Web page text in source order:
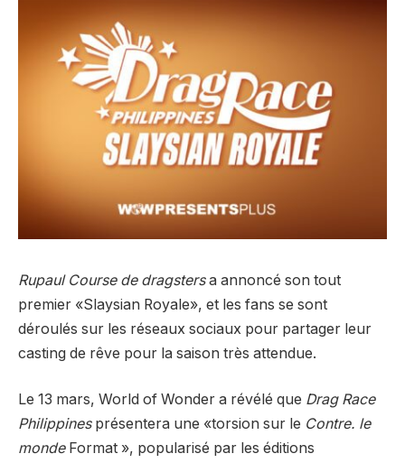
Rupaul Course de dragstersa annoncé son tout
premier «Slaysian Royale», et les fans se sont
déroulés sur les réseaux sociaux pour partager leur
casting de rêve pour la saison très attendue.
Le 13 mars, World of Wonder a révélé que Drag Race
Philippinesprésentera une «torsion sur le Contre. le
mondeFormat », popularisé par les éditions